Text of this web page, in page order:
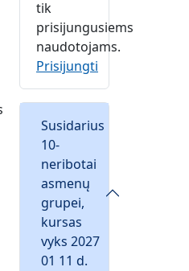
tik
prisijungusiems
naudotojams.
Prisijungti
Susidarius
10-
neribotai
asmenų
grupei,
kursas
vyks 2027
01 11 d.